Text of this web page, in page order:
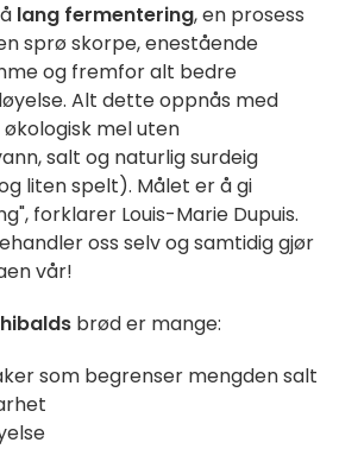
lang fermentering, en prosess
sprø skorpe, enestående
og fremfor alt bedre
Alt dette oppnås med
mel uten
salt og naturlig surdeig
liten spelt). Målet er å gi
forklarer Louis-Marie Dupuis.
oss selv og samtidig gjør
vår!
brød er mange:
som begrenser mengden salt